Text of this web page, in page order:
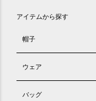
アイテムから探す
帽子
ウェア
バッグ